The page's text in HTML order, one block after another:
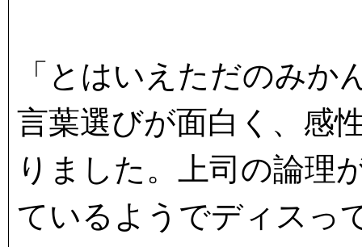
「とはいえただのみか
言葉選びが面白く、感
りました。上司の論理
ているようでディスっ